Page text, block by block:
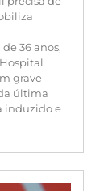
36 anos,
grave
última
induzido e